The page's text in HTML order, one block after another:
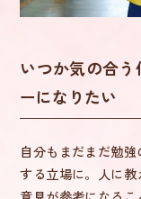
いつか気の合
ーになりたい
自分もまだまだ勉
する立場に。人に